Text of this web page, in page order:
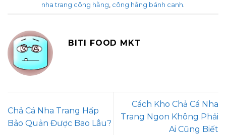
nha trang công hằng công hằng bánh canh
BITI FOOD MKT
Chả Cá Nha Trang Hấp
Bảo Quản Được Bao Lâu?
Cách Kho Chả Cá Nha
Trang Ngon Không Phải
Ai Cũng Biết